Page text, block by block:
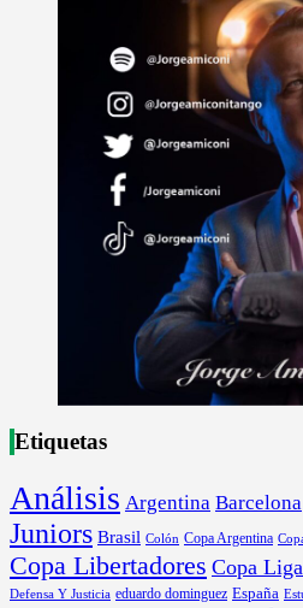
Etiquetas
Análisis Argentina Barcelona
Juniors Brasil Colón Copa Argentina
Copa Libertadores Copa
Defensa Y Justicia eduardo dominguez España